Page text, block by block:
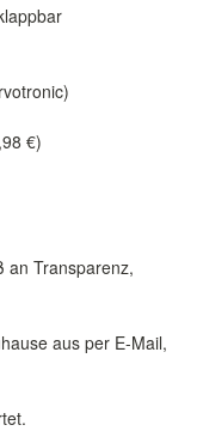
€)
an Transparenz,
aus per E-Mail,